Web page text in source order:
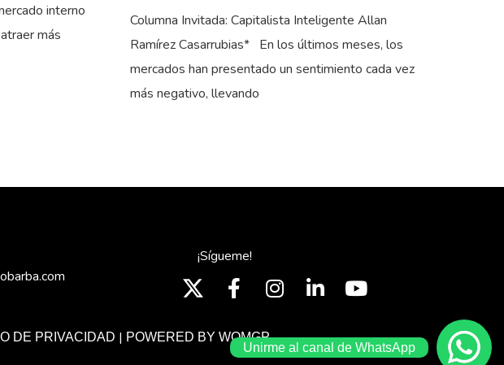
interno
más
Columna Invitada: Capitalista Inteligente Allan
Ramírez Casarrubias* En los últimos meses, los
mercados han presentado un sentimiento cada vez
más negativo, llevando
¡Sígueme!
DE PRIVACIDAD | POWERED BY WOMGP
Unirme al canal de WhatsApp